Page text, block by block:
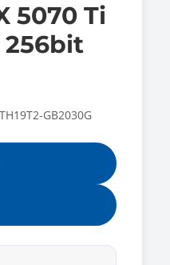
5070 Ti
256bit
GB2030G